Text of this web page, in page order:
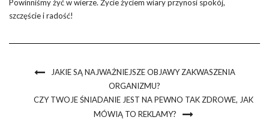
Powinniśmy żyć w wierze. Życie życiem wiary przynosi spokój,
szczęście i radość!
JAKIE SĄ NAJWAŻNIEJSZE OBJAWY ZAKWASZENIA
ORGANIZMU?
CZY TWOJE ŚNIADANIE JEST NA PEWNO TAK ZDROWE, JAK
MÓWIĄ TO REKLAMY?